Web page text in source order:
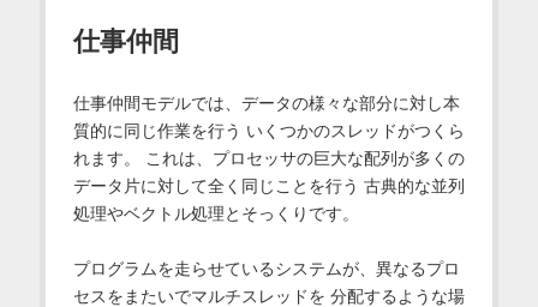
仕事仲間
仕事仲間モデルでは、データの様々な部分に対し本
質的に同じ作業を行う いくつかのスレッドがつくら
れます。 これは、プロセッサの巨大な配列が多くの
データ片に対して全く同じことを行う 古典的な並列
処理やベクトル処理とそっくりです。
プログラムを走らせているシステムが、異なるプロ
セスをまたいでマルチスレッドを 分配するような場